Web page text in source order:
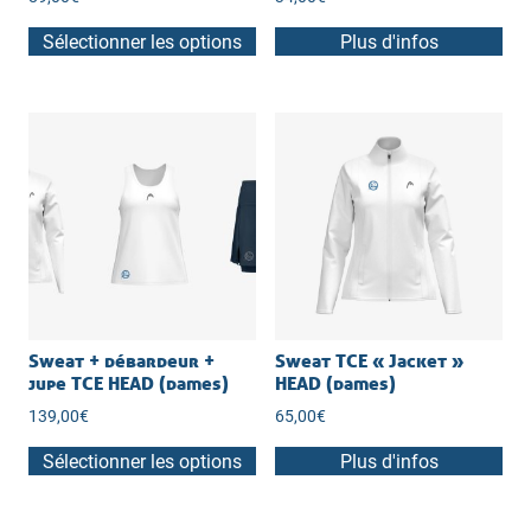
Sélectionner les options
Plus d'infos
variations.
options
peuvent
sur
la
page
Sweat + débardeur +
jupe TCE HEAD (dames)
139,00€
Sélectionner les options
Sweat TCE « Jacket »
HEAD (dames)
65,00€
Plus d'infos